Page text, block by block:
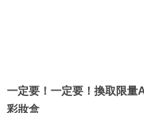
一定要！一定要！換取限
彩妝盒